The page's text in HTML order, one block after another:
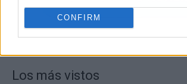
CONFIRM
Los más vistos